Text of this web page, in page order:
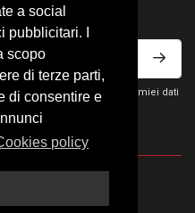
a social
I
scopo
di terze parti,
di consentire e
policy
al trattamento dei miei dati
commerciali.
- All rights reserved.